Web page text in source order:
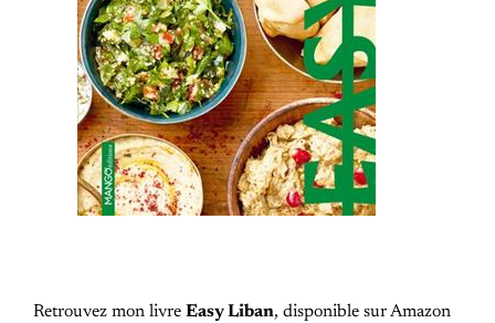
Retrouvez mon livre Easy Liban, disponible sur Amazon